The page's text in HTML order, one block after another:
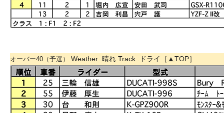
オーバー40（予選） Weather :晴れ Track :ドライ［ ▲TOP］